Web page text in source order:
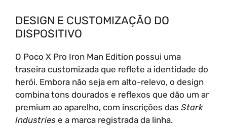
DESIGN E CUSTOMIZAÇÃO DO
DISPOSITIVO
O Poco X Pro Iron Man Edition possui uma
traseira customizada que reflete a identidade do
herói. Embora não seja em alto-relevo, o design
combina tons dourados e reflexos que dão um ar
premium ao aparelho, com inscrições das Stark
Industries e a marca registrada da linha.